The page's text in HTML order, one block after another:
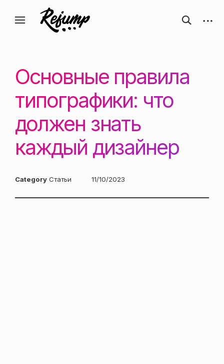
содержанию
Искусство, дизайн, вдохновение —
ReJump.ru
Блог о творчестве
открыть
форму
Основные правила
типографики: что
должен знать
каждый дизайнер
Category Статьи
Posted
11/10/2023